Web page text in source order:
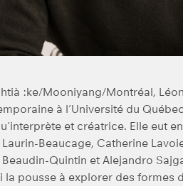
:ke/Mooniyang/Montréal,
à l’Université du
et créatrice. Elle eut
Beaucage, Catherine
Quintin et Alejandro
pousse à explorer des formes